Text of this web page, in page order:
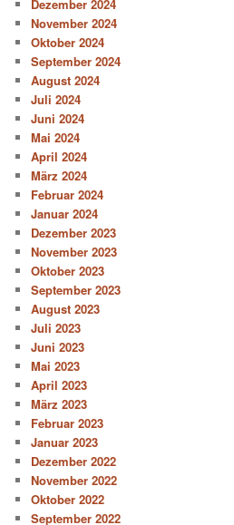
Dezember 2024
November 2024
Oktober 2024
September 2024
August 2024
Juli 2024
Juni 2024
Mai 2024
April 2024
März 2024
Februar 2024
Januar 2024
Dezember 2023
November 2023
Oktober 2023
September 2023
August 2023
Juli 2023
Juni 2023
Mai 2023
April 2023
März 2023
Februar 2023
Januar 2023
Dezember 2022
November 2022
Oktober 2022
September 2022